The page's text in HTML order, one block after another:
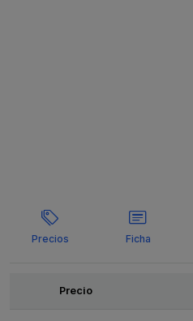
Precios Ficha
OfertasPrecio